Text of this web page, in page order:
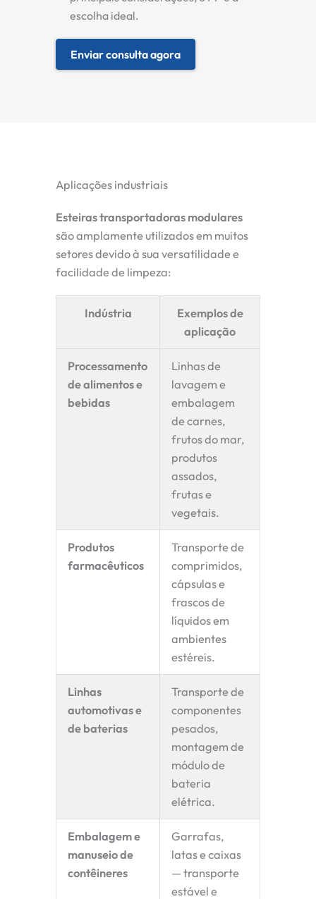
escolha ideal.
Enviar consulta agora
Aplicações industriais
Esteiras transportadoras modulares
são amplamente utilizados em muitos
setores devido à sua versatilidade e
facilidade de limpeza:
Indústria
Exemplos de
aplicação
Processamento
de alimentos e
bebidas
Linhas de
lavagem e
embalagem
de carnes,
frutos do mar,
produtos
assados,
frutas e
vegetais.
Produtos
farmacêuticos
Transporte de
comprimidos,
cápsulas e
frascos de
líquidos em
ambientes
estéreis.
Linhas
automotivas e
de baterias
Transporte de
componentes
pesados,
montagem de
módulo de
bateria
elétrica.
Embalagem e
manuseio de
contêineres
Garrafas,
latas e caixas
— transporte
estável e